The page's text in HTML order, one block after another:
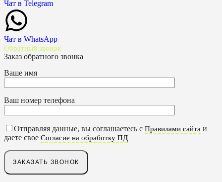
Чат в Telegram
Чат в WhatsApp
Обратный звонок
Заказ обратного звонка
Ваше имя
Ваш номер телефона
Отправляя данные, вы соглашаетесь с Правилами сайта и
даете свое Согласие на обработку ПД